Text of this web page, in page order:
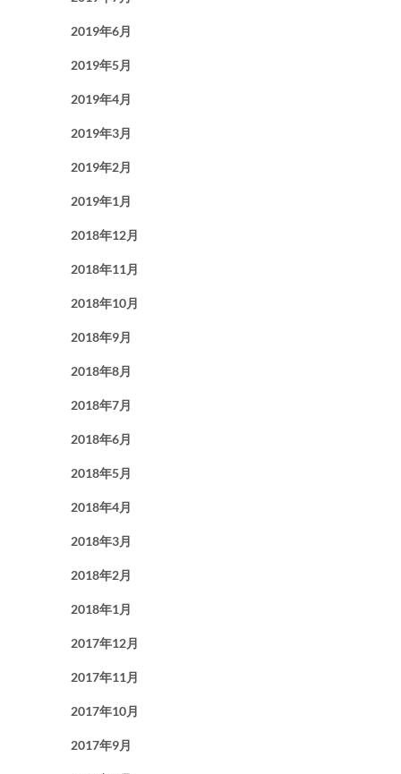
2019年6月
2019年5月
2019年4月
2019年3月
2019年2月
2019年1月
2018年12月
2018年11月
2018年10月
2018年9月
2018年8月
2018年7月
2018年6月
2018年5月
2018年4月
2018年3月
2018年2月
2018年1月
2017年12月
2017年11月
2017年10月
2017年9月